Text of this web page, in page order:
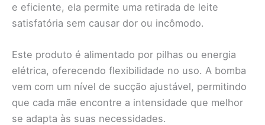
e eficiente, ela permite uma retirada de leite
satisfatória sem causar dor ou incômodo.
Este produto é alimentado por pilhas ou energia
elétrica, oferecendo flexibilidade no uso. A bomba
vem com um nível de sucção ajustável, permitindo
que cada mãe encontre a intensidade que melhor
se adapta às suas necessidades.